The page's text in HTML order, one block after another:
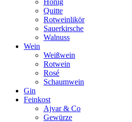
Honig
Quitte
Rotweinlikör
Sauerkirsche
Walnuss
Wein
Weißwein
Rotwein
Rosé
Schaumwein
Gin
Feinkost
Ajvar & Co
Gewürze